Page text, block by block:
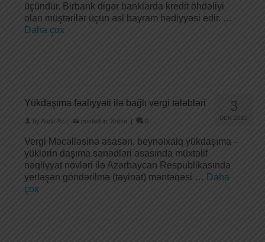
üçündür. Birbank digər banklarda kredit öhdəliyi
olan müştərilər üçün əsl bayram hədiyyəsi edir. …
Daha çox
3
DEK 2025
Yükdaşıma fəaliyyəti ilə bağlı vergi tələbləri
by Audit.Az | posted in: Xəbər | 0
Vergi Məcəlləsinə əsasən, beynəlxalq yükdaşıma –
yüklərin daşıma sənədləri əsasında müxtəlif
nəqliyyat növləri ilə Azərbaycan Respublikasında
yerləşən göndərilmə (təyinat) məntəqəsi … Daha
çox